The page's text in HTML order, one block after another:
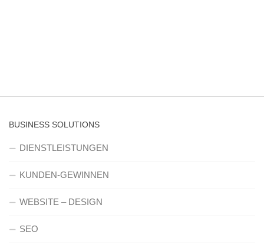
BUSINESS SOLUTIONS
DIENSTLEISTUNGEN
KUNDEN-GEWINNEN
WEBSITE – DESIGN
SEO